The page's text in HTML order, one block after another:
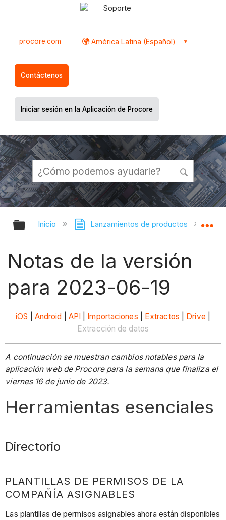
Soporte
procore.com América Latina (Español)
Contáctenos
Iniciar sesión en la Aplicación de Procore
Expandir/contraer jerarquía global
Inicio Lanzamientos de productos
Notas de la versión
para 2023-06-19
iOS Android API Importaciones Extractos Drive
Extracción de datos
A continuación se muestran cambios notables para la
aplicación web de Procore para la semana que finaliza el
viernes 16 de junio de 2023.
Herramientas esenciales
Directorio
PLANTILLAS DE PERMISOS DE LA
COMPAÑÍA ASIGNABLES
Las plantillas de permisos asignables ahora están disponibles